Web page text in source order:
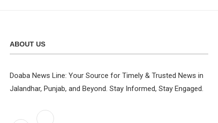
ABOUT US
Doaba News Line: Your Source for Timely & Trusted News in
Jalandhar, Punjab, and Beyond. Stay Informed, Stay Engaged.